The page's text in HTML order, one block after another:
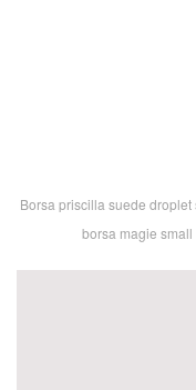
Borsa priscilla suede
borsa magie